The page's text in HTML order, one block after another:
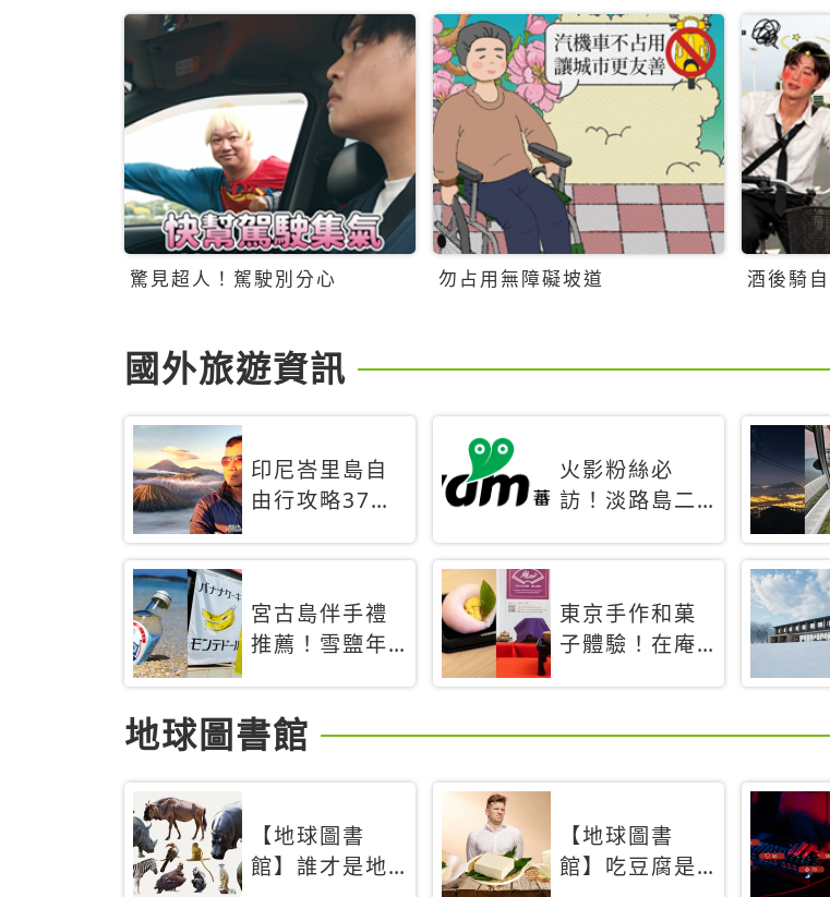
驚見超人！駕駛別分心 勿占用無障礙坡道 酒後騎
國外旅遊資訊
印尼峇里島自
由行攻略37天
萬台幣 ❤️別等
(附8.5萬次下
載峇里島地圖)
😍
火影粉絲必
訪！淡路島二
「曉」解謎任
援中文
宮古島伴手禮
推薦！雪鹽年
必買清單
東京手作和菓
子體驗！在庵
地球圖書館
【地球圖書
館】誰才是地
【地球圖書
館】吃豆腐是